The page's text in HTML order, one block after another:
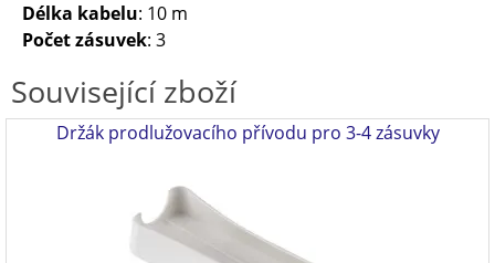
Délka kabelu: 10 m
Počet zásuvek: 3
Související zboží
Držák prodlužovacího přívodu pro 3-4 zásuvky